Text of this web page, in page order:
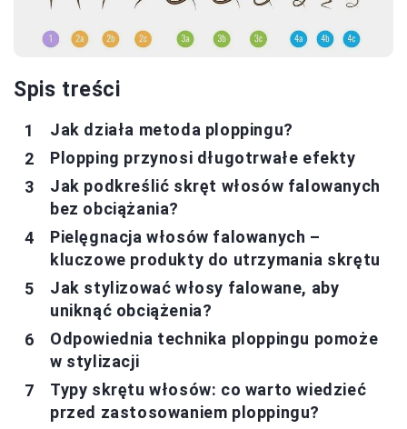
Spis treści
Jak działa metoda ploppingu?
Plopping przynosi długotrwałe efekty
Jak podkreślić skręt włosów falowanych
bez obciążania?
Pielęgnacja włosów falowanych –
kluczowe produkty do utrzymania skrętu
Jak stylizować włosy falowane, aby
uniknąć obciążenia?
Odpowiednia technika ploppingu pomoże
w stylizacji
Typy skrętu włosów: co warto wiedzieć
przed zastosowaniem ploppingu?